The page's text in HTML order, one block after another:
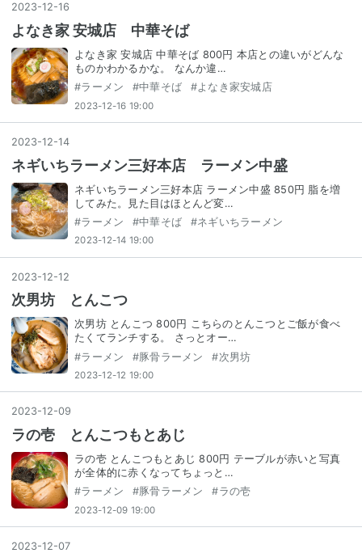
2023-12-16
よなき家 安城店 中華そば
よなき家 安城店 中華そば 800円 本店との違いがどんな
ものかわかるかな。 なんか違…
#ラーメン #中華そば #よなき家安城店
2023-12-16 19:00
2023-12-14
ネギいちラーメン三好本店 ラーメン中盛
ネギいちラーメン三好本店 ラーメン中盛 850円 脂を増
してみた。見た目はほとんど変…
#ラーメン #中華そば #ネギいちラーメン
2023-12-14 19:00
2023-12-12
次男坊 とんこつ
次男坊 とんこつ 800円 こちらのとんこつとご飯が食べ
たくてランチする。 さっとオー…
#ラーメン #豚骨ラーメン #次男坊
2023-12-12 19:00
2023-12-09
ラの壱 とんこつもとあじ
ラの壱 とんこつもとあじ 800円 テーブルが赤いと写真
が全体的に赤くなってちょっと…
#ラーメン #豚骨ラーメン #ラの壱
2023-12-09 19:00
2023-12-07